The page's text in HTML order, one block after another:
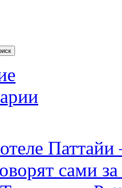
сами за